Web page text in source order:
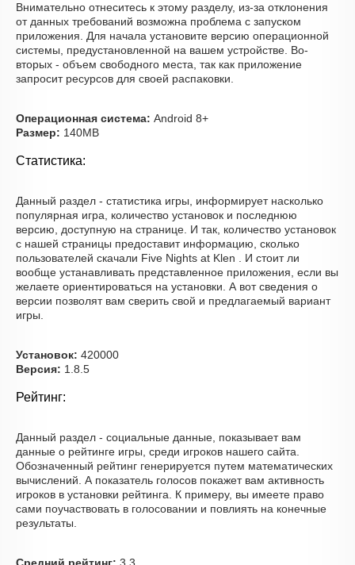
Внимательно отнеситесь к этому разделу, из-за отклонения
от данных требований возможна проблема с запуском
приложения. Для начала установите версию операционной
системы, предустановленной на вашем устройстве. Во-
вторых - объем свободного места, так как приложение
запросит ресурсов для своей распаковки.
Операционная система: Android 8+
Размер: 140MB
Статистика:
Данный раздел - статистика игры, информирует насколько
популярная игра, количество установок и последнюю
версию, доступную на странице. И так, количество установок
с нашей страницы предоставит информацию, сколько
пользователей скачали Five Nights at Klen . И стоит ли
вообще устанавливать представленное приложения, если вы
желаете ориентироваться на установки. А вот сведения о
версии позволят вам сверить свой и предлагаемый вариант
игры.
Установок: 420000
Версия: 1.8.5
Рейтинг:
Данный раздел - социальные данные, показывает вам
данные о рейтинге игры, среди игроков нашего сайта.
Обозначенный рейтинг генерируется путем математических
вычислений. А показатель голосов покажет вам активность
игроков в установки рейтинга. К примеру, вы имеете право
сами поучаствовать в голосовании и повлиять на конечные
результаты.